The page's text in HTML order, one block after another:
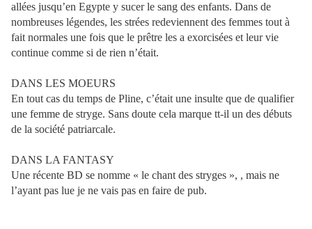
allées jusqu’en Egypte y sucer le sang des enfants. Dans de
nombreuses légendes, les strées redeviennent des femmes tout à
fait normales une fois que le prêtre les a exorcisées et leur vie
continue comme si de rien n’était.
DANS LES MOEURS
En tout cas du temps de Pline, c’était une insulte que de qualifier
une femme de stryge. Sans doute cela marque tt-il un des débuts
de la société patriarcale.
DANS LA FANTASY
Une récente BD se nomme « le chant des stryges », , mais ne
l’ayant pas lue je ne vais pas en faire de pub.